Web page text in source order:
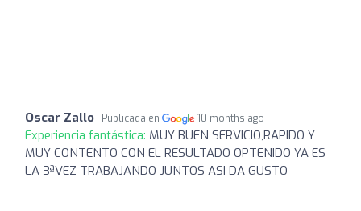
Oscar Zallo Publicada en 10 months ago
Experiencia fantástica: MUY BUEN SERVICIO,RAPIDO Y
MUY CONTENTO CON EL RESULTADO OPTENIDO YA ES
LA 3ªVEZ TRABAJANDO JUNTOS ASI DA GUSTO